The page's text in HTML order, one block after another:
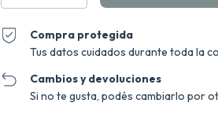
Compra protegida
Tus datos cuidados durante toda la
Cambios y devoluciones
Si no te gusta, podés cambiarlo por